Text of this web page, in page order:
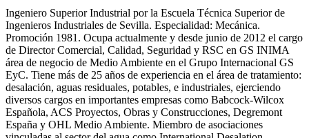
Ingeniero Superior Industrial por la Escuela Técnica Superior de
Ingenieros Industriales de Sevilla. Especialidad: Mecánica.
Promoción 1981. Ocupa actualmente y desde junio de 2012 el cargo
de Director Comercial, Calidad, Seguridad y RSC en GS INIMA
área de negocio de Medio Ambiente en el Grupo Internacional GS
EyC. Tiene más de 25 años de experiencia en el área de tratamiento:
desalación, aguas residuales, potables, e industriales, ejerciendo
diversos cargos en importantes empresas como Babcock-Wilcox
Española, ACS Proyectos, Obras y Construcciones, Degremont
España y OHL Medio Ambiente. Miembro de asociaciones